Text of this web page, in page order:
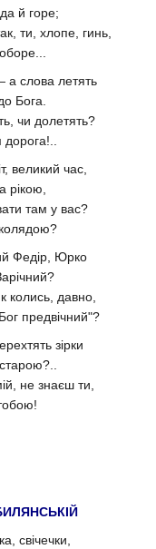
й горе;
ти, хлопе, гинь,
а слова летять
Бога.
чи долетять?
дорога!..
великий час,
рікою,
там у вас?
Федір, Юрко
колись, давно,
предвічний"?
зірки
не знаєш ти,
свічечки,